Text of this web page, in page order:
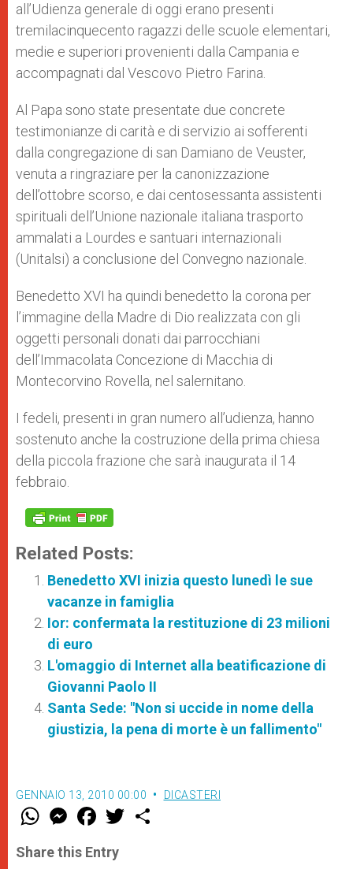
all’Udienza generale di oggi erano presenti
tremilacinquecento ragazzi delle scuole elementari,
medie e superiori provenienti dalla Campania e
accompagnati dal Vescovo Pietro Farina.
Al Papa sono state presentate due concrete
testimonianze di carità e di servizio ai sofferenti
dalla congregazione di san Damiano de Veuster,
venuta a ringraziare per la canonizzazione
dell’ottobre scorso, e dai centosessanta assistenti
spirituali dell’Unione nazionale italiana trasporto
ammalati a Lourdes e santuari internazionali
(Unitalsi) a conclusione del Convegno nazionale.
Benedetto XVI ha quindi benedetto la corona per
l’immagine della Madre di Dio realizzata con gli
oggetti personali donati dai parrocchiani
dell’Immacolata Concezione di Macchia di
Montecorvino Rovella, nel salernitano.
I fedeli, presenti in gran numero all’udienza, hanno
sostenuto anche la costruzione della prima chiesa
della piccola frazione che sarà inaugurata il 14
febbraio.
Related Posts:
Benedetto XVI inizia questo lunedì le sue
vacanze in famiglia
Ior: confermata la restituzione di 23 milioni
di euro
L'omaggio di Internet alla beatificazione di
Giovanni Paolo II
Santa Sede: "Non si uccide in nome della
giustizia, la pena di morte è un fallimento"
GENNAIO 13, 2010 00:00 DICASTERI
W
t
s
M
e
s
e
F
a
e
b
w
Share this Entry